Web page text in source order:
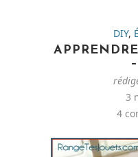
DIY,
3
4